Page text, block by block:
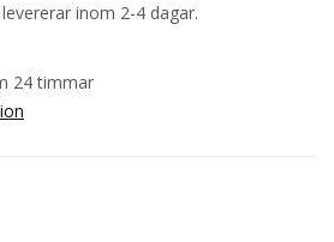
inom 2-4 dagar.
24 timmar